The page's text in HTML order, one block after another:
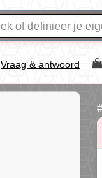
Vraag & antwoord